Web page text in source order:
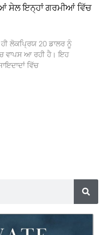
ਸੇਲ ਇਨ੍ਹਾਂ ਗਰਮੀਆਂ ਵਿੱਚ
ਹੀ ਲੋਕਪ੍ਰਿਯ 20 ਡਾਲਰ ਨੂੰ
ਵਾਪਸ ਆ ਰਹੀ ਹੈ। ਇਹ
ਵਿੱਚ